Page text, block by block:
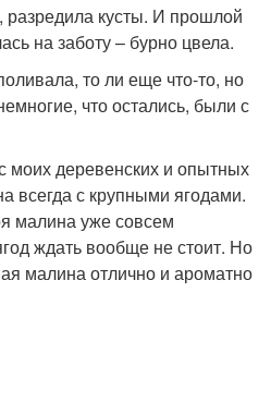
разредила кусты. И прошлой
на заботу – бурно цвела.
то ли еще что-то, но
что остались, были с
моих деревенских и опытных
всегда с крупными ягодами.
малина уже совсем
ждать вообще не стоит. Но
малина отлично и ароматно